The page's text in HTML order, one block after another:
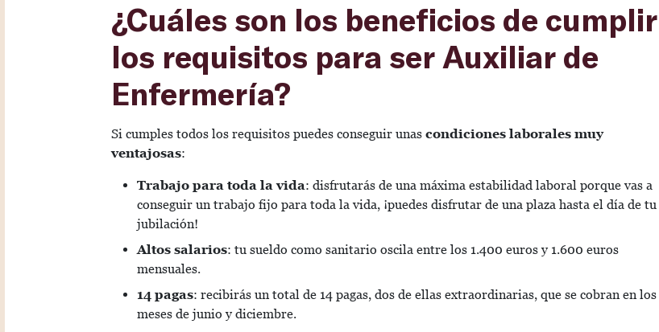
¿Cuáles son los beneficios de cumplir
los requisitos para ser Auxiliar de
Enfermería?
Si cumples todos los requisitos puedes conseguir unas condiciones laborales muy
ventajosas:
Trabajo para toda la vida: disfrutarás de una máxima estabilidad laboral porque vas a
conseguir un trabajo fijo para toda la vida, ¡puedes disfrutar de una plaza hasta el día de tu
jubilación!
Altos salarios: tu sueldo como sanitario oscila entre los 1.400 euros y 1.600 euros
mensuales.
14 pagas: recibirás un total de 14 pagas, dos de ellas extraordinarias, que se cobran en los
meses de junio y diciembre.